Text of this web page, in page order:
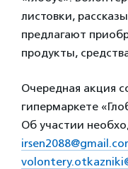
листовки,
предлагают
продукты,
Очередная акция
гипермаркете
Об участии